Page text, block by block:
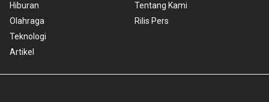
Hiburan
Olahraga
Teknologi
Artikel
Tentang Kami
Rilis Pers